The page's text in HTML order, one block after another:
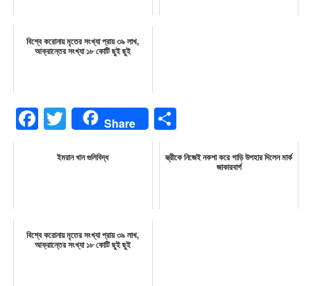
বিশ্বে করোনায় মৃতের সংখ্যা প্রায় ৩৯ লাখ,
আক্রান্তের সংখ্যা ১৮ কোটি ছুই ছুই
Facebook
Twitter Share
ইমরান খান গুলিবিদ্ধ
স্ত্রীকে নিজেই নকশা করে গাড়ি উপহার দিলেন মার্ক
জাকারবার্গ
বিশ্বে করোনায় মৃতের সংখ্যা প্রায় ৩৯ লাখ,
আক্রান্তের সংখ্যা ১৮ কোটি ছুই ছুই